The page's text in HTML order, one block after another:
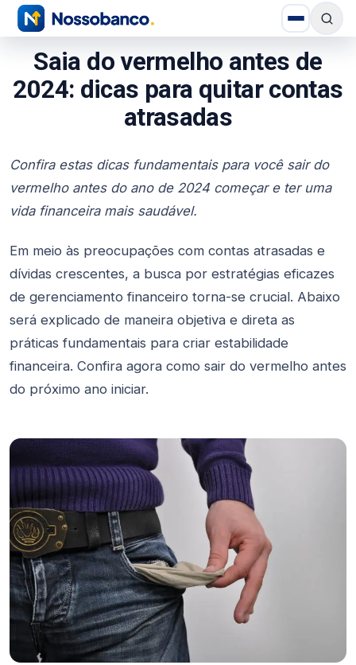
Saia do vermelho antes de
2024: dicas para quitar contas
atrasadas
Confira estas dicas fundamentais para você sair do
vermelho antes do ano de 2024 começar e ter uma
vida financeira mais saudável.
Em meio às preocupações com contas atrasadas e
dívidas crescentes, a busca por estratégias eficazes
de gerenciamento financeiro torna-se crucial. Abaixo
será explicado de maneira objetiva e direta as
práticas fundamentais para criar estabilidade
financeira. Confira agora como sair do vermelho antes
do próximo ano iniciar.